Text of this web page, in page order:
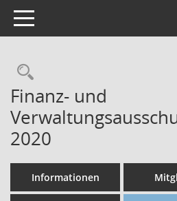
Toggle navigation
Finanz- und
2020
Informationen